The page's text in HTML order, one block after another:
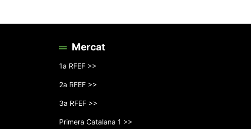
Mercat
1a RFEF >>
2a RFEF >>
3a RFEF >>
Primera Catalana 1 >>